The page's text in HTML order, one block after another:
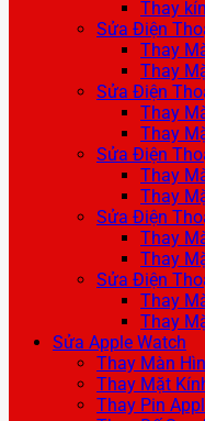
Thay
Sửa Điện
Thay
Thay
Sửa Điện
Thay
Thay
Sửa Điện
Thay
Thay
Sửa Điện
Thay
Thay
Sửa Điện
Thay
Thay
Sửa Apple Watch
Thay Màn
Thay Mặt
Thay Pin